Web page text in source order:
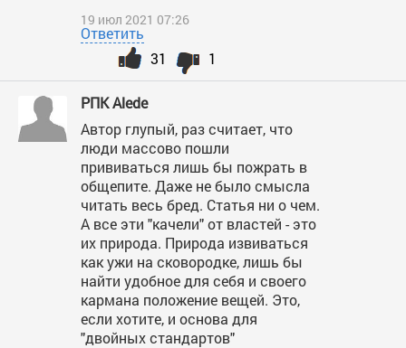
19 июл 2021 07:26
Ответить
1
31
РПК Alede
Автор глупый, раз считает, что
люди массово пошли
прививаться лишь бы пожрать в
общепите. Даже не было смысла
читать весь бред. Статья ни о чем.
А все эти "качели" от властей - это
их природа. Природа извиваться
как ужи на сковородке, лишь бы
найти удобное для себя и своего
кармана положение вещей. Это,
если хотите, и основа для
"двойных стандартов"